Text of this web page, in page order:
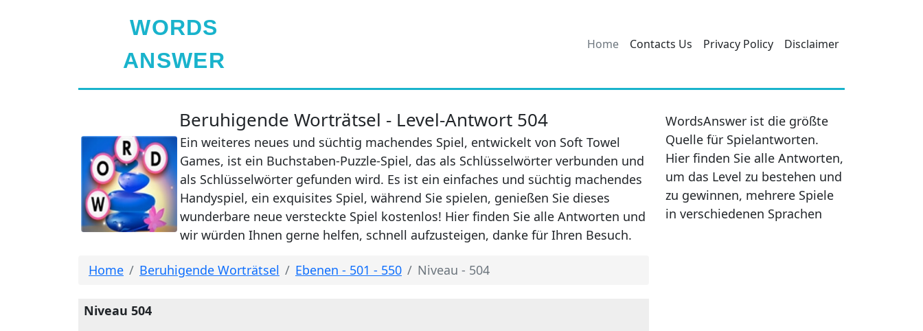
WORDS
ANSWER
Home Contacts Us Privacy Policy Disclaimer
Beruhigende Worträtsel - Level-Antwort 504
Ein weiteres neues und süchtig machendes Spiel, entwickelt von Soft Towel
Games, ist ein Buchstaben-Puzzle-Spiel, das als Schlüsselwörter verbunden und
als Schlüsselwörter gefunden wird. Es ist ein einfaches und süchtig machendes
Handyspiel, ein exquisites Spiel, während Sie spielen, genießen Sie dieses
wunderbare neue versteckte Spiel kostenlos! Hier finden Sie alle Antworten und
wir würden Ihnen gerne helfen, schnell aufzusteigen, danke für Ihren Besuch.
Home Beruhigende Worträtsel Ebenen - 501 - 550 Niveau - 504
Niveau 504
WordsAnswer ist die größte
Quelle für Spielantworten.
Hier finden Sie alle Antworten,
um das Level zu bestehen und
zu gewinnen, mehrere Spiele
in verschiedenen Sprachen